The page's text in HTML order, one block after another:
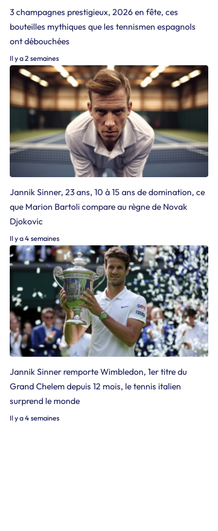
3 champagnes prestigieux, 2026 en fête, ces
bouteilles mythiques que les tennismen espagnols
ont débouchées
Il y a 2 semaines
Jannik Sinner, 23 ans, 10 à 15 ans de domination, ce
que Marion Bartoli compare au règne de Novak
Djokovic
Il y a 4 semaines
Jannik Sinner remporte Wimbledon, 1er titre du
Grand Chelem depuis 12 mois, le tennis italien
surprend le monde
Il y a 4 semaines